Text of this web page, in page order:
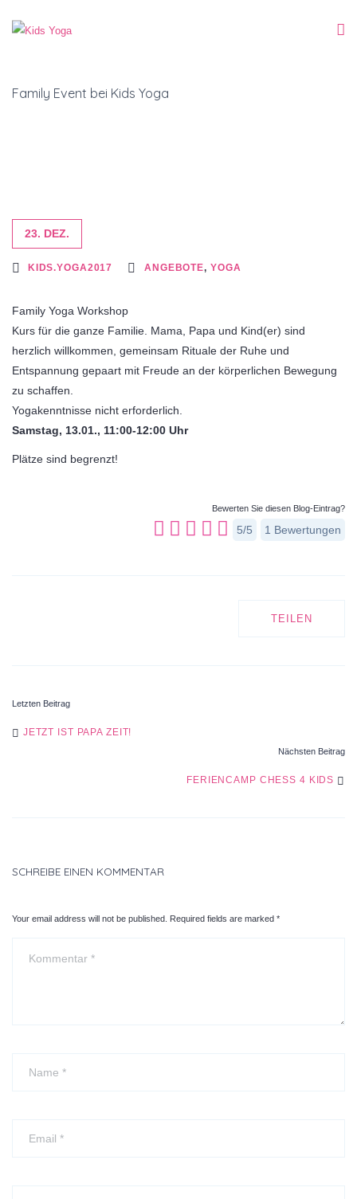
Family Event bei Kids Yoga
23. DEZ.
KIDS.YOGA2017 ANGEBOTE, YOGA
Family Yoga Workshop
Kurs für die ganze Familie. Mama, Papa und Kind(er) sind
herzlich willkommen, gemeinsam Rituale der Ruhe und
Entspannung gepaart mit Freude an der körperlichen Bewegung
zu schaffen.
Yogakenntnisse nicht erforderlich.
Samstag, 13.01., 11:00-12:00 Uhr
Plätze sind begrenzt!
Bewerten Sie diesen Blog-Eintrag?
5/5 1 Bewertungen
TEILEN
POST
Letzten Beitrag
JETZT IST PAPA ZEIT!
Nächsten Beitrag
FERIENCAMP CHESS 4 KIDS
SCHREIBE EINEN KOMMENTAR
Your email address will not be published. Required fields are marked *